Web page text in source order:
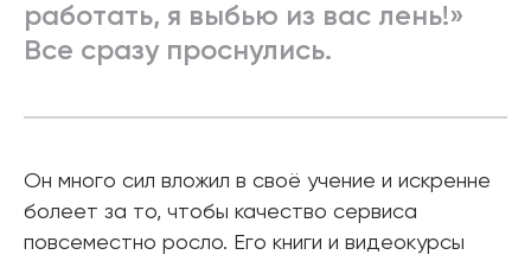
работать, я выбью из вас лень!»
Все сразу проснулись.
Он много сил вложил в своё учение и искренне
болеет за то, чтобы качество сервиса
повсеместно росло. Его книги и видеокурсы